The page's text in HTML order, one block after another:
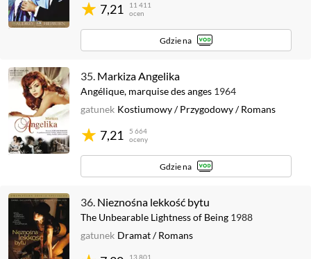
7,21
11 411
ocen
Gdzie na
35. Markiza Angelika
Angélique, marquise des anges 1964
7,21
5 664
oceny
gatunek Kostiumowy/Przygodowy/Romans
Gdzie na
36. Nieznośna lekkość bytu
The Unbearable Lightness of Being 1988
13 801
gatunek Dramat/Romans